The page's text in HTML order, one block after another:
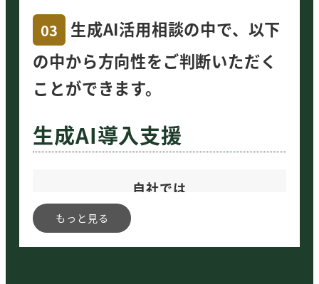
03
生成AI活用相談の中で、以下
の中から方向性をご判断いただく
ことができます。
生成AI導入支援
自社では
活用できない